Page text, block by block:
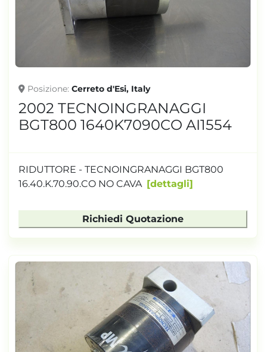
TONNELLAGGIO
Posizione Cerreto d'Esi, Italy
2002 TECNOINGRANAGGI
BGT800 1640K7090CO AI1554
RIDUTTORE - TECNOINGRANAGGI BGT800
16.40.K.70.90.CO NO CAVA
dettagli
Richiedi Quotazione